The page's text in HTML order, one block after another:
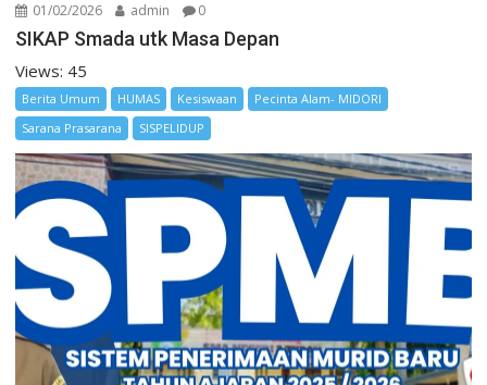
01/02/2026 admin 0
SIKAP Smada utk Masa Depan
Views: 45
Berita Umum HUMAS Kesiswaan
Pecinta Alam- MIDORI
Sarana Prasarana
SISPELIDUP